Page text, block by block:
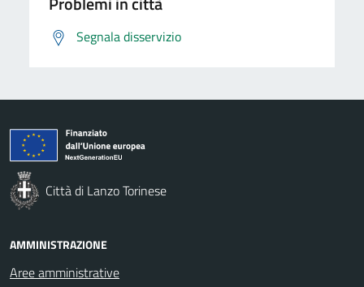
Segnala disservizio
Città di Lanzo Torinese
AMMINISTRAZIONE
Aree amministrative